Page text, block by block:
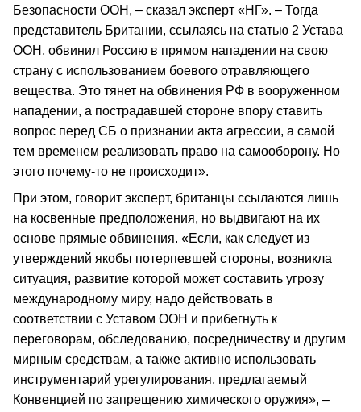
Безопасности ООН, – сказал эксперт «НГ». – Тогда
представитель Британии, ссылаясь на статью 2 Устава
ООН, обвинил Россию в прямом нападении на свою
страну с использованием боевого отравляющего
вещества. Это тянет на обвинения РФ в вооруженном
нападении, а пострадавшей стороне впору ставить
вопрос перед СБ о признании акта агрессии, а самой
тем временем реализовать право на самооборону. Но
этого почему-то не происходит».
При этом, говорит эксперт, британцы ссылаются лишь
на косвенные предположения, но выдвигают на их
основе прямые обвинения. «Если, как следует из
утверждений якобы потерпевшей стороны, возникла
ситуация, развитие которой может составить угрозу
международному миру, надо действовать в
соответствии с Уставом ООН и прибегнуть к
переговорам, обследованию, посредничеству и другим
мирным средствам, а также активно использовать
инструментарий урегулирования, предлагаемый
Конвенцией по запрещению химического оружия», –